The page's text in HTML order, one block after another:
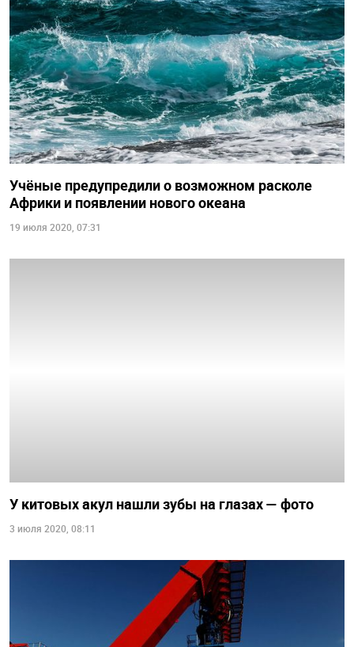
Учёные предупредили о возможном расколе
Африки и появлении нового океана
19 июля 2020, 07:31
У китовых акул нашли зубы на глазах — фото
3 июля 2020, 08:11